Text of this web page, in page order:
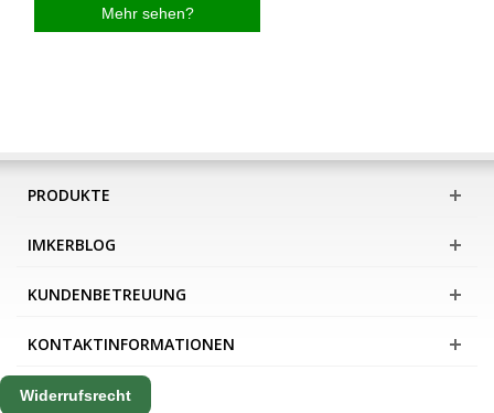
Mehr sehen?
PRODUKTE
IMKERBLOG
KUNDENBETREUUNG
KONTAKTINFORMATIONEN
Widerrufsrecht